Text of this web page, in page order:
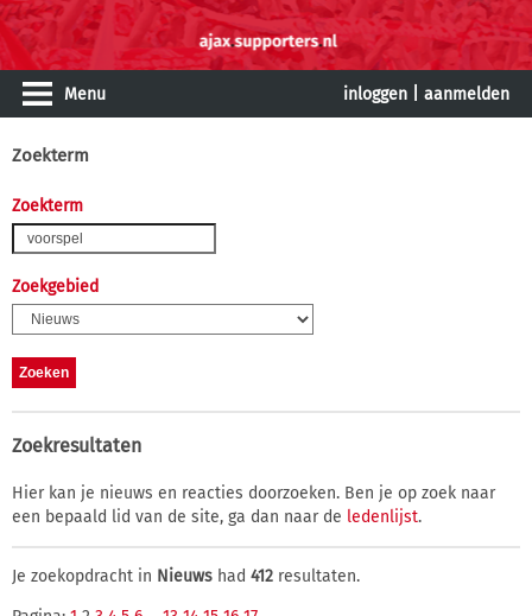
Menu inloggen aanmelden
Zoekterm
Zoekterm
Zoekgebied
Zoekresultaten
Hier kan je nieuws en reacties doorzoeken. Ben je op zoek naar
een bepaald lid van de site, ga dan naar de ledenlijst.
Je zoekopdracht in Nieuws had 412 resultaten.